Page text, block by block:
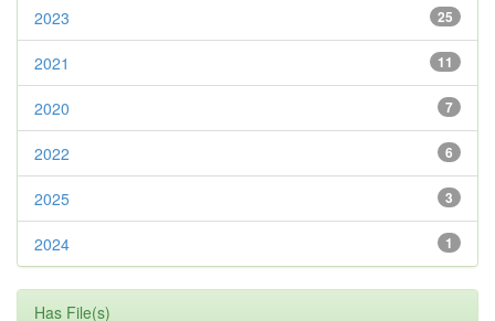
25
2023
11
2021
7
2020
6
2022
3
2025
1
2024
Has File(s)